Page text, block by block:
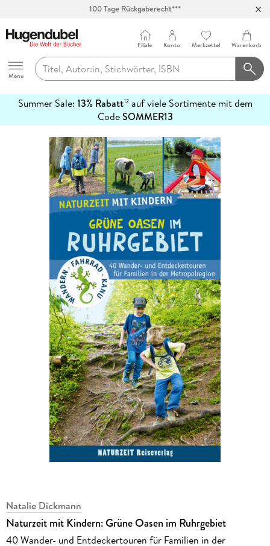
100 Tage Rückgaberecht***
Hugendubel
Menu
Filiale Konto Merkzettel Warenkorb
Summer Sale: 13% Rabatt12auf viele Sortimente mit dem
CodeSOMMER13
erfahren
Natalie Dickmann
Naturzeit mit Kindern: Grüne Oasen im Ruhrgebiet
40 Wander- und Entdeckertouren für Familien in der